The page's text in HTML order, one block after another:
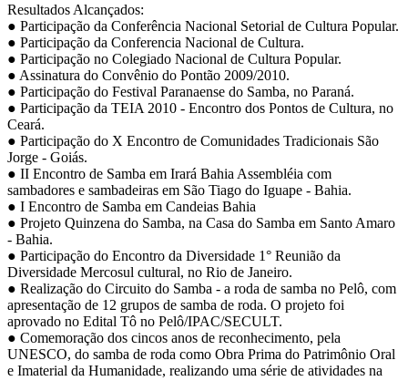
Resultados Alcançados:
● Participação da Conferência Nacional Setorial de Cultura Popular.
● Participação da Conferencia Nacional de Cultura.
● Participação no Colegiado Nacional de Cultura Popular.
● Assinatura do Convênio do Pontão 2009/2010.
● Participação do Festival Paranaense do Samba, no Paraná.
● Participação da TEIA 2010 - Encontro dos Pontos de Cultura, no
Ceará.
● Participação do X Encontro de Comunidades Tradicionais São
Jorge - Goiás.
● II Encontro de Samba em Irará Bahia Assembléia com
sambadores e sambadeiras em São Tiago do Iguape - Bahia.
● I Encontro de Samba em Candeias Bahia
● Projeto Quinzena do Samba, na Casa do Samba em Santo Amaro
- Bahia.
● Participação do Encontro da Diversidade 1° Reunião da
Diversidade Mercosul cultural, no Rio de Janeiro.
● Realização do Circuito do Samba - a roda de samba no Pelô, com
apresentação de 12 grupos de samba de roda. O projeto foi
aprovado no Edital Tô no Pelô/IPAC/SECULT.
● Comemoração dos cincos anos de reconhecimento, pela
UNESCO, do samba de roda como Obra Prima do Patrimônio Oral
e Imaterial da Humanidade, realizando uma série de atividades na